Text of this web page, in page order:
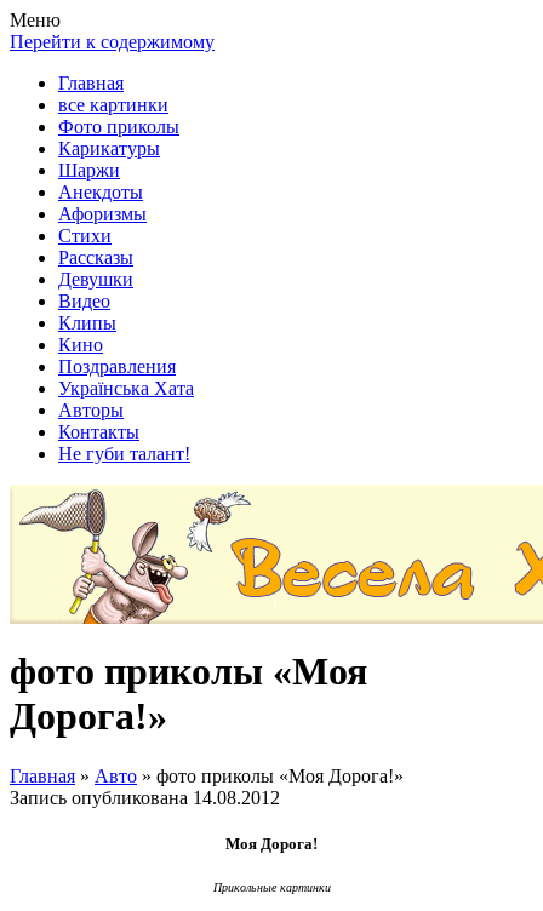
Весела хата — прикольные картинки, смешные истории,
клипы!
Покажем всем ваши фото приколы, карикатуры, шаржи, стихи,
рассказы, видео и песни!
Меню
Перейти к содержимому
Главная
все картинки
Фото приколы
Карикатуры
Шаржи
Анекдоты
Афоризмы
Стихи
Рассказы
Девушки
Видео
Клипы
Кино
Поздравления
Українська Хата
Авторы
Контакты
Не губи талант!
фото приколы «Моя
Дорога!»
Главная » Авто » фото приколы «Моя Дорога!»
Запись опубликована 14.08.2012
Моя Дорога!
Прикольные картинки